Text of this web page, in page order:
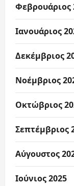
Φεβρουάριος
Ιανουάριος
Δεκέμβριος
Νοέμβριος
Οκτώβριος
Σεπτέμβριος
Αύγουστος
Ιούνιος 2025